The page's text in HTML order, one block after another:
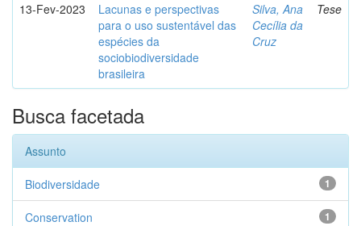
13-Fev-2023
Lacunas e perspectivas
para o uso sustentável das
espécies da
sociobiodiversidade
brasileira
Silva, Ana
Cecília da
Cruz
Tese
Busca facetada
Assunto
1
Biodiversidade
1
Conservation